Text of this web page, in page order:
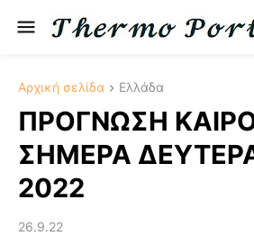
Αρχική σελίδα Ελλάδα
ΠΡΟΓΝΩΣΗ
ΣΗΜΕΡΑ
2022
26.9.22